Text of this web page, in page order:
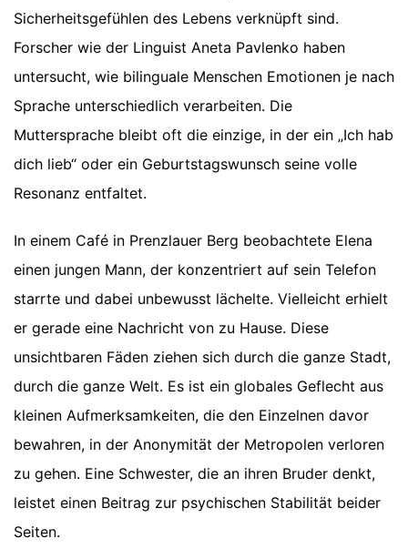
Sicherheitsgefühlen des Lebens verknüpft sind.
Forscher wie der Linguist Aneta Pavlenko haben
untersucht, wie bilinguale Menschen Emotionen je nach
Sprache unterschiedlich verarbeiten. Die
Muttersprache bleibt oft die einzige, in der ein „Ich hab
dich lieb“ oder ein Geburtstagswunsch seine volle
Resonanz entfaltet.
In einem Café in Prenzlauer Berg beobachtete Elena
einen jungen Mann, der konzentriert auf sein Telefon
starrte und dabei unbewusst lächelte. Vielleicht erhielt
er gerade eine Nachricht von zu Hause. Diese
unsichtbaren Fäden ziehen sich durch die ganze Stadt,
durch die ganze Welt. Es ist ein globales Geflecht aus
kleinen Aufmerksamkeiten, die den Einzelnen davor
bewahren, in der Anonymität der Metropolen verloren
zu gehen. Eine Schwester, die an ihren Bruder denkt,
leistet einen Beitrag zur psychischen Stabilität beider
Seiten.